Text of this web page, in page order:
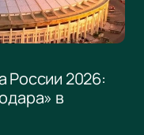
России 2026:
в